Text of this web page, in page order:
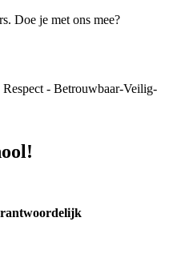
Doe je met ons mee?
- Betrouwbaar-Veilig-